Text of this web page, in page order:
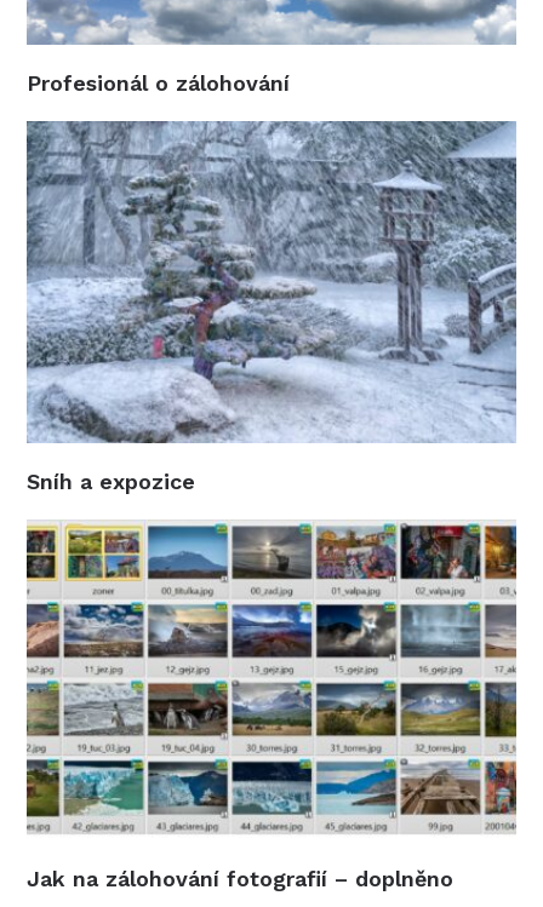
Profesionál o zálohování
Sníh a expozice
Jak na zálohování fotografií – doplněno